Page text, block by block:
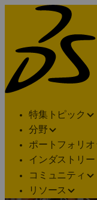
特集トピック
分野
ポートフォリオ
インダストリ
コミュニティ
リソース